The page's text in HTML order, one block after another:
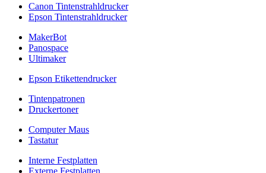
Canon Tintenstrahldrucker
Epson Tintenstrahldrucker
MakerBot
Panospace
Ultimaker
Epson Etikettendrucker
Tintenpatronen
Druckertoner
Computer Maus
Tastatur
Interne Festplatten
Externe Festplatten